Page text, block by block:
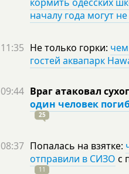
началу года могут
11:35 Не только горки:
гостей аквапарк
09:44 Враг атаковал
один человек
25
08:37 Попалась на взятке:
отправили в СИЗО с
11